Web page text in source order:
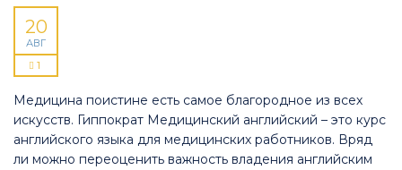
20
АВГ
1
Медицина поистине есть самое благородное из всех
искусств. Гиппократ Медицинский английский – это курс
английского языка для медицинских работников. Вряд
ли можно переоценить важность владения английским